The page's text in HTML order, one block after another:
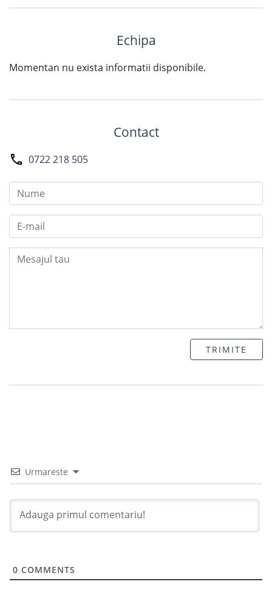
Echipa
Momentan nu exista informatii disponibile.
Contact
0722 218 505
TRIMITE
Urmareste
0 COMMENTS